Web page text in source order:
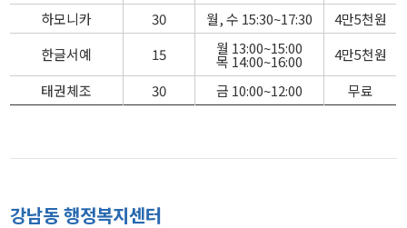
하모니카
30 월, 수 15:30~17:30
4만5천원
한글서예
15 월 13:00~15:00
목 14:00~16:00
4만5천원
태권체조
30 금 10:00~12:00 무료
강남동 행정복지센터